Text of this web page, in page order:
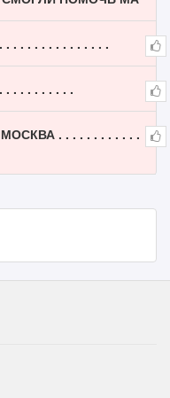
. . . . . . . . . . . . .
. . . . . . . . .
. . . . . . . . . . . .